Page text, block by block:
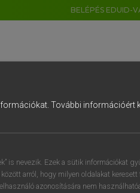
BELÉPÉS EDUID-
További információért
is nevezik. Ezek a sütik információkat
arról, hogy milyen oldalakat keresett
azonosítására nem
6 7 8 9
t z u i
h j k l é